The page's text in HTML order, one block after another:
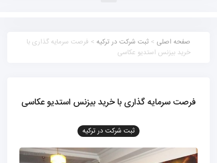
صفحه اصلی > ثبت شرکت در ترکیه > فرصت سرمایه گذاری با
خرید بیزنس استدیو عکاسی
فرصت سرمایه گذاری با خرید بیزنس استدیو عکاسی
ثبت شرکت در ترکیه